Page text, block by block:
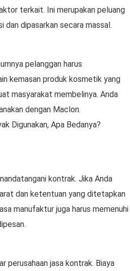
terkait. Ini merupakan peluang
dipasarkan secara massal.
pelanggan harus
kemasan produk kosmetik yang
masyarakat membelinya. Anda
dengan Maclon.
Digunakan, Apa Bedanya?
kontrak. Jika Anda
dan ketentuan yang ditetapkan
manufaktur juga harus memenuhi
perusahaan jasa kontrak. Biaya